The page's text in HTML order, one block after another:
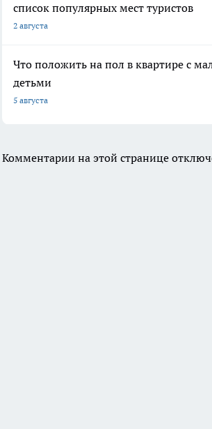
список популярных мест туристов
2 августа
Что положить на пол в квартире с
детьми
5 августа
Комментарии на этой странице